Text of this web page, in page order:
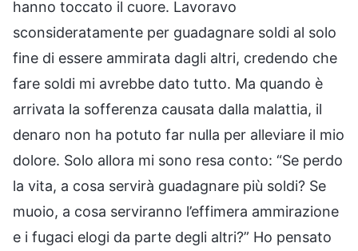
hanno toccato il cuore. Lavoravo
sconsideratamente per guadagnare soldi al solo
fine di essere ammirata dagli altri, credendo che
fare soldi mi avrebbe dato tutto. Ma quando è
arrivata la sofferenza causata dalla malattia, il
denaro non ha potuto far nulla per alleviare il mio
dolore. Solo allora mi sono resa conto: “Se perdo
la vita, a cosa servirà guadagnare più soldi? Se
muoio, a cosa serviranno l’effimera ammirazione
e i fugaci elogi da parte degli altri?” Ho pensato